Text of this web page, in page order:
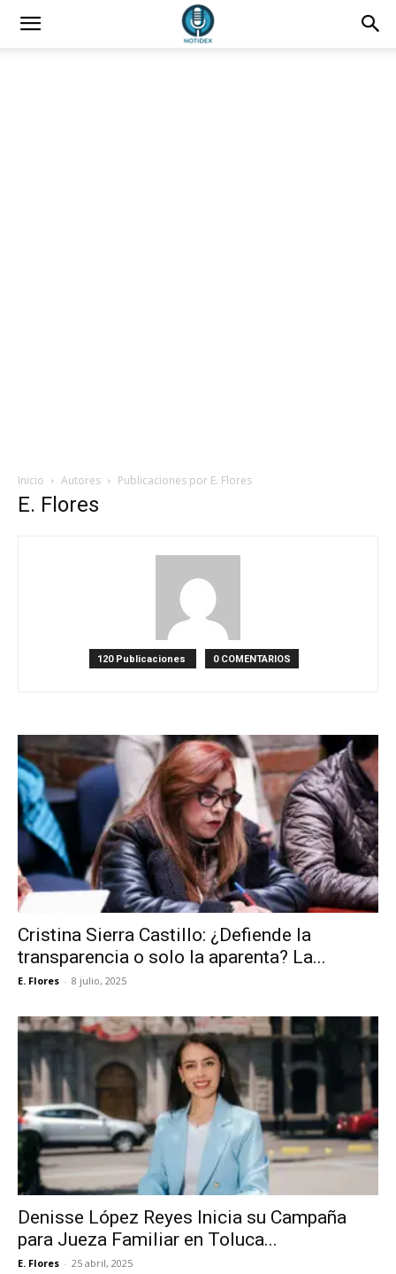
Inicio Autores Publicaciones por E. Flores
E. Flores
120 Publicaciones 0 COMENTARIOS
Cristina Sierra Castillo: ¿Defiende la
transparencia o solo la aparenta? La...
E. Flores - 8 julio, 2025
Denisse López Reyes Inicia su Campaña
para Jueza Familiar en Toluca...
E. Flores - 25 abril, 2025